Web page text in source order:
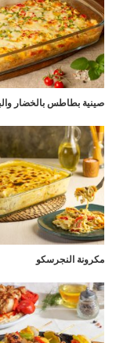
صينية بطاطس بالخضار
مكرونة النجرسكو